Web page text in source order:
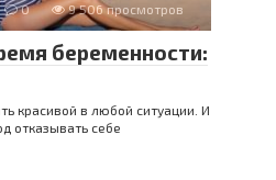
0 9 506 просмотров
беременности:
красивой в любой ситуации. И
отказывать себе